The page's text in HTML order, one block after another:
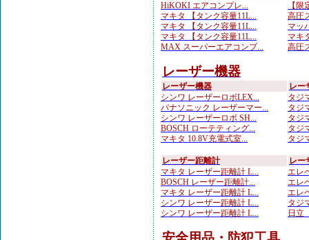
HiKOKI エアコンプレ...
マキタ 【タンク容量11L...
マキタ 【タンク容量11L...
マキタ 【タンク容量11L...
MAX スーパーエアコンプ...
【
高圧
マッ
マキ
高圧
レーザー機器
レーザー機器
シンワ レーザーロボLEX...
パナソニック レーザーマー...
シンワ レーザーロボ SH...
BOSCH ローテティング...
マキタ 10.8V充電式室...
レー
タジ
タジ
タジ
タジ
タジ
レーザー距離計
マキタ レーザー距離計 L...
BOSCH レーザー距離計...
マキタ レーザー距離計 L...
シンワ レーザー距離計 L...
シンワ レーザー距離計 L...
レー
エレ
エレ
エレ
タジ
日